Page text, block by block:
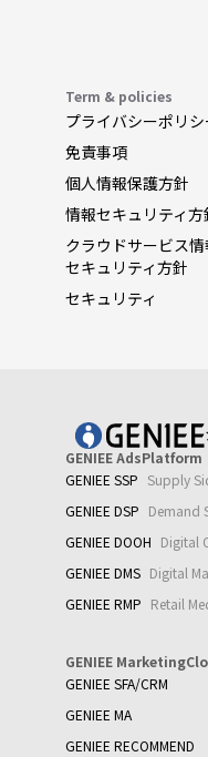
Term & policies
プライバシーポリシ
免責事項
個人情報保護方針
情報セキュリティ方
クラウドサービス情
セキュリティ方針
セキュリティ
GENIEE AdsPlatform
GENIEE SSP Supply
GENIEE DSP Demand
GENIEE DOOH Digital
GENIEE DMS Digital
GENIEE RMP Retail
GENIEE
GENIEE SFA/CRM
GENIEE MA
GENIEE RECOMMEND